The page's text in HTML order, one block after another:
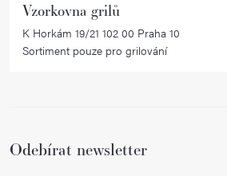
Vzorkovna grilů
K Horkám 19/21 102 00 Praha 10
Sortiment pouze pro grilování
Odebírat newsletter